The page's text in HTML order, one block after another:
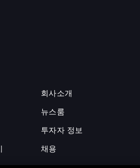
회사소개
뉴스룸
투자자 정보
채용